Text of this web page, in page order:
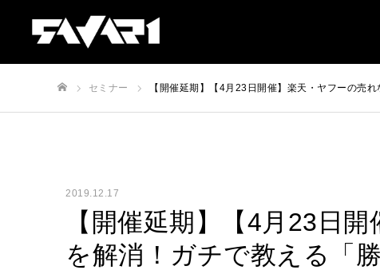
セミナー 【開催延期】【4月23日開催】楽天・ヤフーの売
2019.12.17
【開催延期】【4月23日
を解消！ガチで教える「